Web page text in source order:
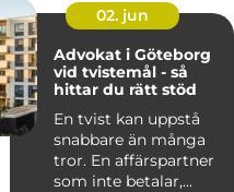
02. jun
Advokat i Göteborg
vid tvistemål - så
hittar du rätt stöd
En tvist kan uppstå
snabbare än många
tror. En affärspartner
som inte betalar,...